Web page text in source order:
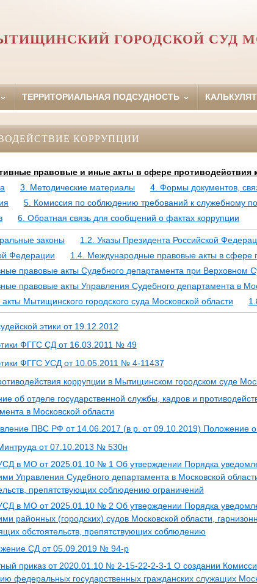
ГОРОДСКОЙ СУД
ТЕРРИТОРИАЛЬНАЯ ПОДСУДНОСТЬ
КОРРУПЦИИ
правовые и иные акты в сфере противодействия
3. Методические материалы
4. Формы документов,
5. Комиссия по соблюдению требований к служебному
6. Обратная связь для сообщений о фактах коррупции
законы 1.2. Указы Президента Российской
Федерации
1.4. Международные правовые акты в сфере
правовые акты Судебного департамента при Верховном
правовые акты Управления Судебного департамента в
Мытищинского городского суда Московской области
этики от 19.12.2012
ФГГС СД от 16.03.2011 № 49
ФГГС УСД от 10.05.2011 № 4-11437
коррупции в Мытищинском городском суде
об отделе государственной службы, кадров и
в Московской области
ПВС РФ от 14.06.2017 (в р. от 09.10.2019) Положение о
от 07.10.2013 № 530н
в МО от 2025.01.10 № 1 Об утверждении Порядка
Управления Судебного департамента в Московской
препятствующих соблюдению ограничений
в МО от 2025.01.10 № 2 Об утверждении Порядка
районных (городских) судов Московской области,
обстоятельств, препятствующих соблюдению
СД от 05.09.2019 № 94-р
приказ от 2020.01.10 № 2-15-22-2-3-1 О создании
федеральных государственных гражданских служащих